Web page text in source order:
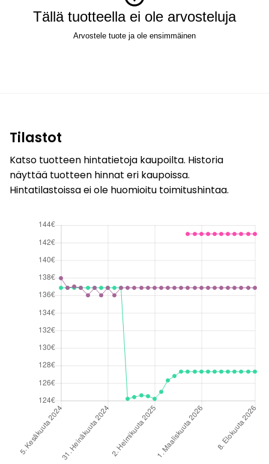
Tällä tuotteella ei ole arvosteluja
Arvostele tuote ja ole ensimmäinen
Tilastot
Katso tuotteen hintatietoja kaupoilta. Historia
näyttää tuotteen hinnat eri kaupoissa.
Hintatilastoissa ei ole huomioitu toimitushintaa.